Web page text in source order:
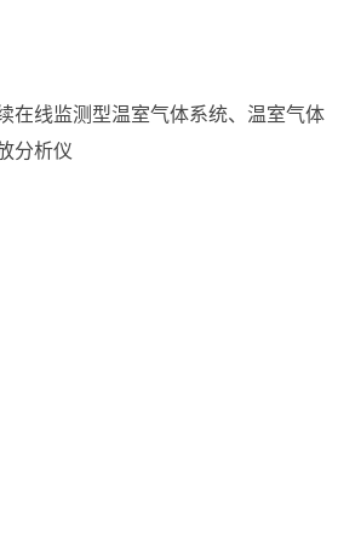
在线监测型温室气体系统、温室气体
分析仪